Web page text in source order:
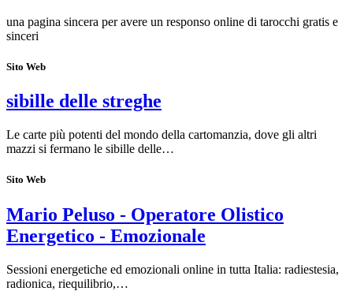
una pagina sincera per avere un responso online di tarocchi gratis e
sinceri
Sito Web
sibille delle streghe
Le carte più potenti del mondo della cartomanzia, dove gli altri
mazzi si fermano le sibille delle…
Sito Web
Mario Peluso - Operatore Olistico
Energetico - Emozionale
Sessioni energetiche ed emozionali online in tutta Italia: radiestesia,
radionica, riequilibrio,…